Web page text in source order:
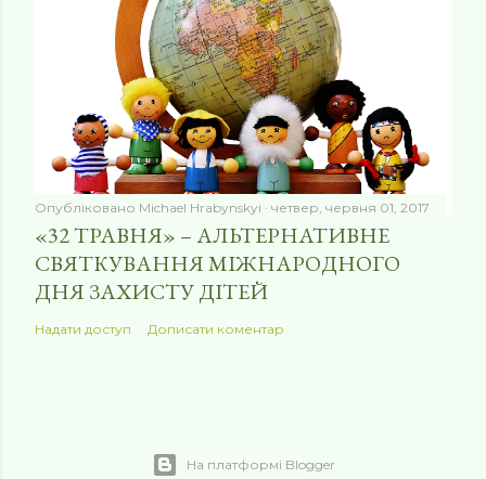
Опубліковано Michael Hrabynskyi четвер, червня 01, 2017
«32 ТРАВНЯ» – АЛЬТЕРНАТИВНЕ
СВЯТКУВАННЯ МІЖНАРОДНОГО
ДНЯ ЗАХИСТУ ДІТЕЙ
Надати доступ Дописати коментар
На платформі Blogger